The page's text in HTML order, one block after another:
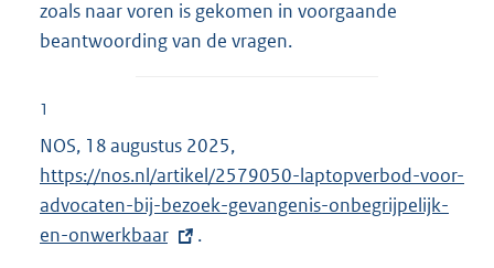
zoals naar voren is gekomen in voorgaande
beantwoording van de vragen.
1
NOS, 18 augustus 2025,
x
t
https://nos.nl/artikel/2579050-laptopverbod-voor-
advocaten-bij-bezoek-gevangenis-onbegrijpelijk-
en-onwerkbaar
.